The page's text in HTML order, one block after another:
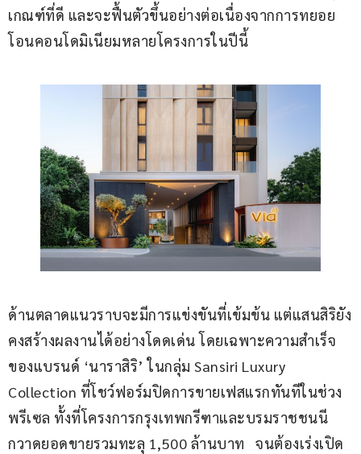
เกณฑ์ที่ดี และจะฟื้นตัวขึ้นอย่างต่อเนื่องจากการทยอย
โอนคอนโดมิเนียมหลายโครงการในปีนี้
ด้านตลาดแนวราบจะมีการแข่งขันที่เข้มข้น แต่แสนสิริยัง
คงสร้างผลงานได้อย่างโดดเด่น โดยเฉพาะความสำเร็จ
ของแบรนด์ ‘นาราสิริ’ ในกลุ่ม Sansiri Luxury
Collection ที่โชว์ฟอร์มปิดการขายเฟสแรกทันทีในช่วง
พรีเซล ทั้งที่โครงการกรุงเทพกรีฑาและบรมราชชนนี
กวาดยอดขายรวมทะลุ 1,500 ล้านบาท   จนต้องเร่งเปิด